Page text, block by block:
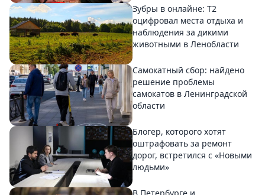
Зубры в онлайне: Т2
оцифровал места отдыха и
наблюдения за дикими
животными в Ленобласти
Самокатный сбор: найдено
решение проблемы
самокатов в Ленинградской
области
Блогер, которого хотят
оштрафовать за ремонт
дорог, встретился с «Новыми
людьми»